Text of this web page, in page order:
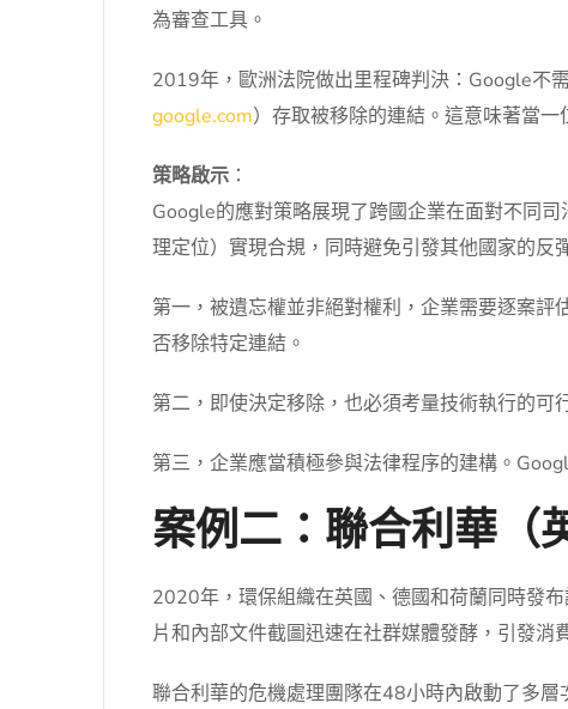
為審查工具。
2019年，歐洲法院做出里程碑判決：Google不
google.com）存取被移除的連結。這意味著當
策略啟示 ：
Google的應對策略展現了跨國企業在面對不同
理定位）實現合規，同時避免引發其他國家的反
第一，被遺忘權並非絕對權利，企業需要逐案
否移除特定連結。
第二，即使決定移除，也必須考量技術執行的
第三，企業應當積極參與法律程序的建構。
案例二：聯合利華
2020年，環保組織在英國、德國和荷蘭同時發
片和內部文件截圖迅速在社群媒體發酵，引發消
聯合利華的危機處理團隊在48小時內啟動了多